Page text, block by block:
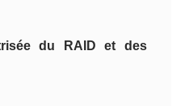
du RAID et des